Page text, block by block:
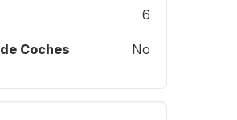
6
Coches No